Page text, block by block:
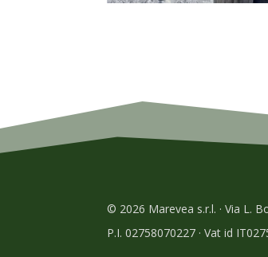
© 2026 Marevea s.r.l. · Via L.
P.I. 02758070227 · Vat id